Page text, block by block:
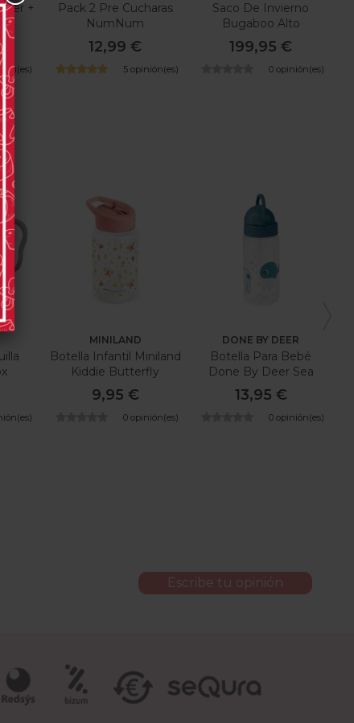
Aer +
Pack 2 Pre Cucharas
NumNum
12,99 €
5 opinión(es)
Saco De Invierno
Bugaboo Alto
Rendimiento
199,95 €
0 opinión(es)
MINILAND
Botella Infantil Miniland
Kiddie Butterfly
9,95 €
0 opinión(es)
DONE BY DEER
Botella Para Bebé
Done By Deer Sea
Friends
13,95 €
0 opinión(es)
Escribe tu opinión